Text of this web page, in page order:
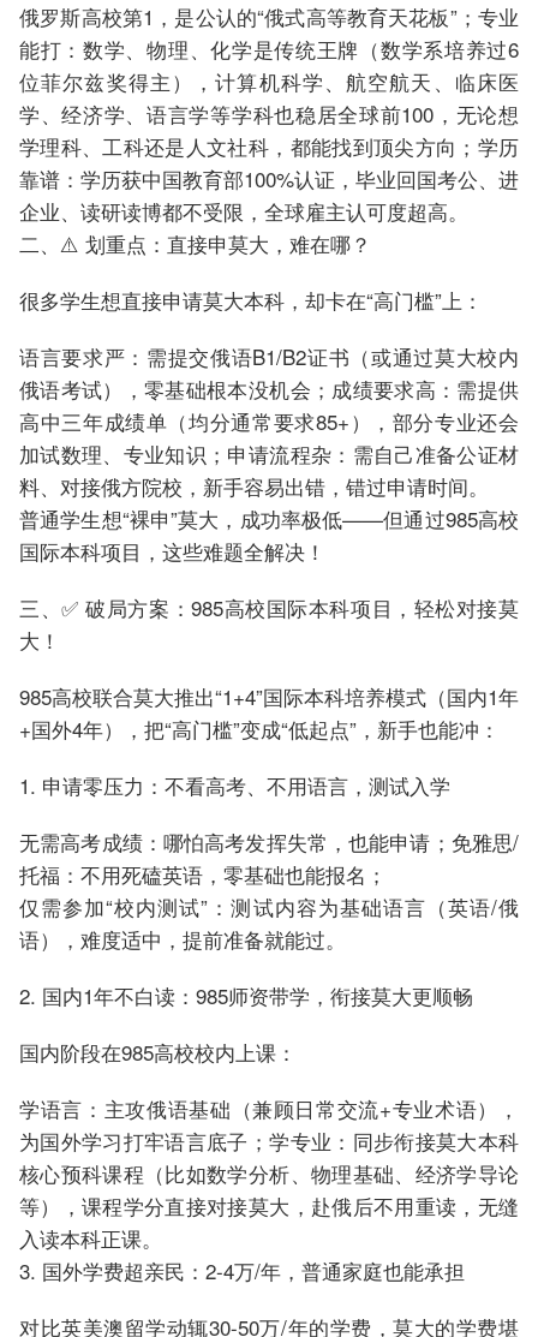
俄罗斯高校第1，是公认的“俄式高等教育天花板”；专业
能打：数学、物理、化学是传统王牌（数学系培养过6
位菲尔兹奖得主），计算机科学、航空航天、临床医
学、经济学、语言学等学科也稳居全球前100，无论想
学理科、工科还是人文社科，都能找到顶尖方向；学历
靠谱：学历获中国教育部100%认证，毕业回国考公、进
企业、读研读博都不受限，全球雇主认可度超高。
二、⚠️ 划重点：直接申莫大，难在哪？
很多学生想直接申请莫大本科，却卡在“高门槛”上：
语言要求严：需提交俄语B1/B2证书（或通过莫大校内
俄语考试），零基础根本没机会；成绩要求高：需提供
高中三年成绩单（均分通常要求85+），部分专业还会
加试数理、专业知识；申请流程杂：需自己准备公证材
料、对接俄方院校，新手容易出错，错过申请时间。
普通学生想“裸申”莫大，成功率极低——但通过985高校
国际本科项目，这些难题全解决！
三、✅ 破局方案：985高校国际本科项目，轻松对接莫
大！
985高校联合莫大推出“1+4”国际本科培养模式（国内1年
+国外4年），把“高门槛”变成“低起点”，新手也能冲：
1. 申请零压力：不看高考、不用语言，测试入学
无需高考成绩：哪怕高考发挥失常，也能申请；免雅思/
托福：不用死磕英语，零基础也能报名；
仅需参加“校内测试”：测试内容为基础语言（英语/俄
语），难度适中，提前准备就能过。
2. 国内1年不白读：985师资带学，衔接莫大更顺畅
国内阶段在985高校校内上课：
学语言：主攻俄语基础（兼顾日常交流+专业术语），
为国外学习打牢语言底子；学专业：同步衔接莫大本科
核心预科课程（比如数学分析、物理基础、经济学导论
等），课程学分直接对接莫大，赴俄后不用重读，无缝
入读本科正课。
3. 国外学费超亲民：2-4万/年，普通家庭也能承担
对比英美澳留学动辄30-50万/年的学费，莫大的学费堪